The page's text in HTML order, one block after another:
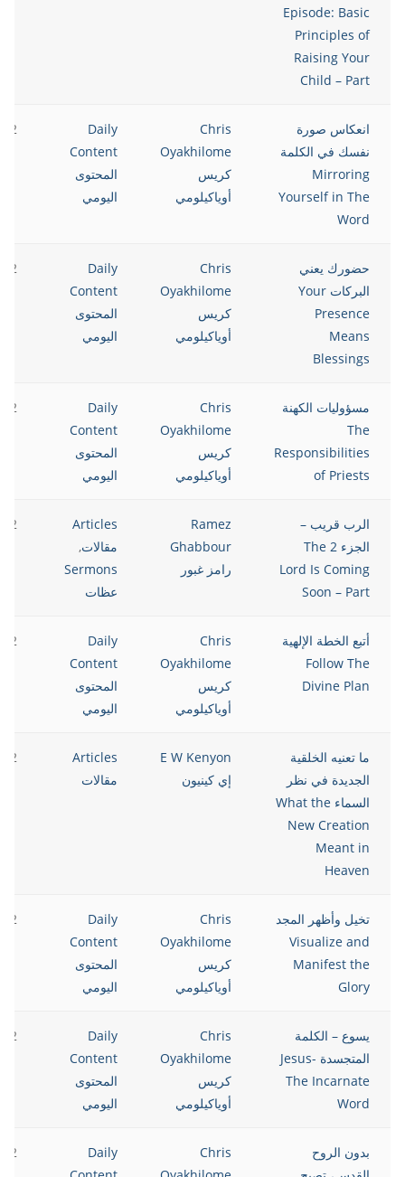
Episode: Basic
Principles of
Raising Your
Child – Part
انعكاس صورة
نفسك في الكلمة
Mirroring
Yourself in The
Word
Chris
Oyakhilome
كريس
أوياكيلومي
Daily
Content
المحتوى
اليومي
حضورك يعني
البركات Your
Presence
Means
Blessings
Chris
Oyakhilome
كريس
أوياكيلومي
Daily
Content
المحتوى
اليومي
مسؤوليات الكهنة
The
Responsibilities
of Priests
Chris
Oyakhilome
كريس
أوياكيلومي
Daily
Content
المحتوى
اليومي
الرب قريب –
الجزء 2 The
Lord Is Coming
Soon – Part
Ramez
Ghabbour
رامز غبور
Articles
مقالات,
Sermons
عظات
أتبع الخطة الإلهية
Follow The
Divine Plan
Chris
Oyakhilome
كريس
أوياكيلومي
Daily
Content
المحتوى
اليومي
ما تعنيه الخلقية
الجديدة في نظر
السماء What the
New Creation
Meant in
Heaven
E W Kenyon
إي كينيون
Articles
مقالات
تخيل وأظهر المجد
Visualize and
Manifest the
Glory
Chris
Oyakhilome
كريس
أوياكيلومي
Daily
Content
المحتوى
اليومي
يسوع – الكلمة
المتجسدة Jesus-
The Incarnate
Word
Chris
Oyakhilome
كريس
أوياكيلومي
Daily
Content
المحتوى
اليومي
بدون الروح
Chris
Daily